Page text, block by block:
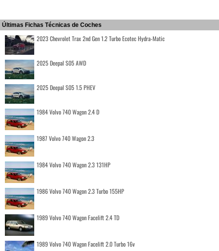
Últimas Fichas Técnicas de Coches
2023 Chevrolet Trax 2nd Gen 1.2 Turbo Ecotec Hydra-Matic
2025 Deepal S05 AWD
2025 Deepal S05 1.5 PHEV
1984 Volvo 740 Wagon 2.4 D
1987 Volvo 740 Wagon 2.3
1984 Volvo 740 Wagon 2.3 131HP
1986 Volvo 740 Wagon 2.3 Turbo 155HP
1989 Volvo 740 Wagon Facelift 2.4 TD
1989 Volvo 740 Wagon Facelift 2.0 Turbo 16v